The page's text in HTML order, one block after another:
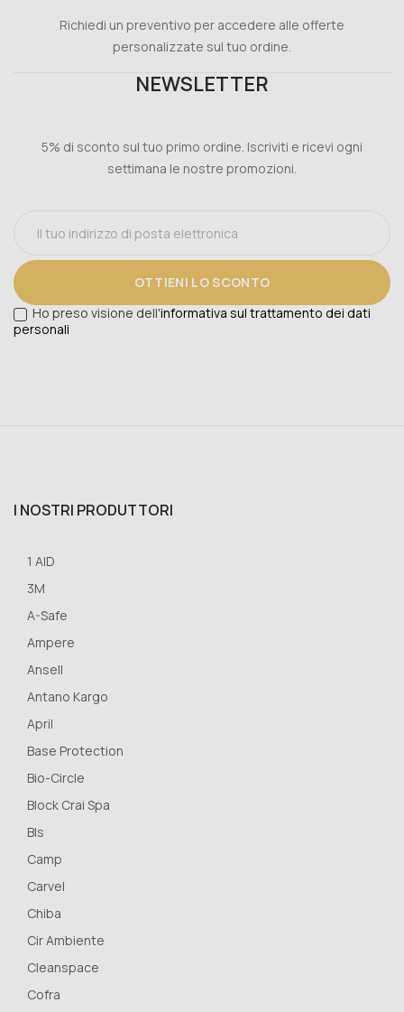
Richiedi un preventivo per accedere alle offerte
personalizzate sul tuo ordine.
NEWSLETTER
5% di sconto sul tuo primo ordine. Iscriviti e ricevi ogni
settimana le nostre promozioni.
OTTIENI LO SCONTO
Ho preso visione dell'informativa sul trattamento dei dati
personali
I NOSTRI PRODUTTORI
1 AID
3M
A-Safe
Ampere
Ansell
Antano Kargo
April
Base Protection
Bio-Circle
Block Crai Spa
Bls
Camp
Carvel
Chiba
Cir Ambiente
Cleanspace
Cofra